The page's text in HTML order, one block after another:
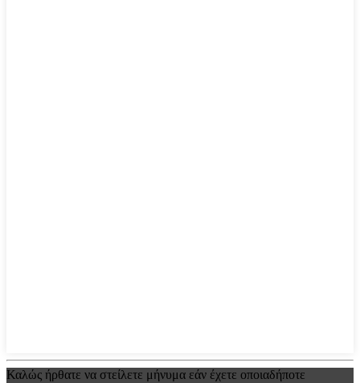
Καλώς ήρθατε να στείλετε μήνυμα εάν έχετε οποιαδήποτε